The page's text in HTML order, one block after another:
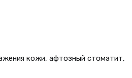
кожи, афтозный стоматит,